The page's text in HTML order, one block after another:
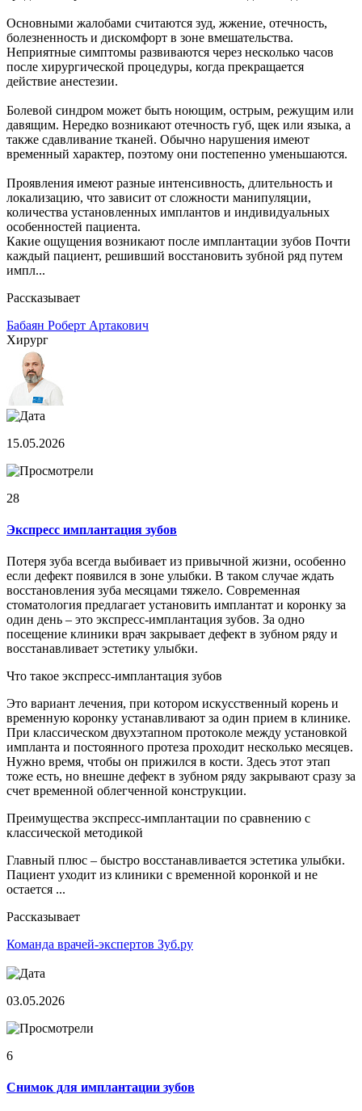
Основными жалобами считаются зуд, жжение, отечность,
болезненность и дискомфорт в зоне вмешательства.
Неприятные симптомы развиваются через несколько часов
после хирургической процедуры, когда прекращается
действие анестезии.
Болевой синдром может быть ноющим, острым, режущим или
давящим. Нередко возникают отечность губ, щек или языка, а
также сдавливание тканей. Обычно нарушения имеют
временный характер, поэтому они постепенно уменьшаются.
Проявления имеют разные интенсивность, длительность и
локализацию, что зависит от сложности манипуляции,
количества установленных имплантов и индивидуальных
особенностей пациента.
Какие ощущения возникают после имплантации зубов Почти
каждый пациент, решивший восстановить зубной ряд путем
импл...
Рассказывает
Бабаян Роберт Артакович
Хирург
15.05.2026
28
Экспресс имплантация зубов
Потеря зуба всегда выбивает из привычной жизни, особенно
если дефект появился в зоне улыбки. В таком случае ждать
восстановления зуба месяцами тяжело. Современная
стоматология предлагает установить имплантат и коронку за
один день – это экспресс-имплантация зубов. За одно
посещение клиники врач закрывает дефект в зубном ряду и
восстанавливает эстетику улыбки.
Что такое экспресс-имплантация зубов
Это вариант лечения, при котором искусственный корень и
временную коронку устанавливают за один прием в клинике.
При классическом двухэтапном протоколе между установкой
импланта и постоянного протеза проходит несколько месяцев.
Нужно время, чтобы он прижился в кости. Здесь этот этап
тоже есть, но внешне дефект в зубном ряду закрывают сразу за
счет временной облегченной конструкции.
Преимущества экспресс-имплантации по сравнению с
классической методикой
Главный плюс – быстро восстанавливается эстетика улыбки.
Пациент уходит из клиники с временной коронкой и не
остается ...
Рассказывает
Команда врачей-экспертов Зуб.ру
03.05.2026
6
Снимок для имплантации зубов